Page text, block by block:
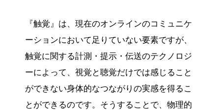
『触覚』は、現在のオンラインのコミュニケ
ーションにおいて足りていない要素ですが、
触覚に関する計測・提示・伝送のテクノロジ
ーによって、視覚と聴覚だけでは感じること
ができない身体的なつながりの実感を得るこ
とができるのです。そうすることで、物理的